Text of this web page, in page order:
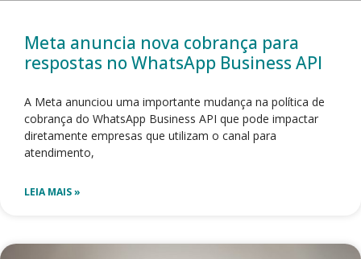
Meta anuncia nova cobrança para
respostas no WhatsApp Business API
A Meta anunciou uma importante mudança na política de
cobrança do WhatsApp Business API que pode impactar
diretamente empresas que utilizam o canal para
atendimento,
LEIA MAIS »